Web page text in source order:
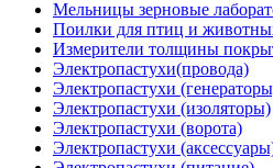
Мельницы зерновые
Поилки для птиц и
Измерители толщины
Электропастухи(провода)
Электропастухи
Электропастухи (изоляторы)
Электропастухи (ворота)
Электропастухи